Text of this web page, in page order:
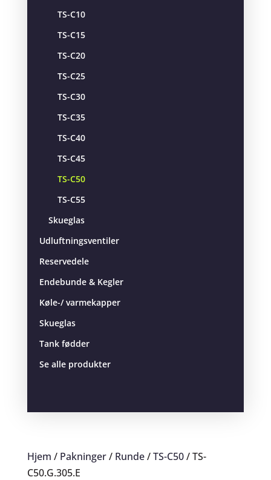
TS-C10
TS-C15
TS-C20
TS-C25
TS-C30
TS-C35
TS-C40
TS-C45
TS-C50
TS-C55
Skueglas
Udluftningsventiler
Reservedele
Endebunde & Kegler
Køle-/ varmekapper
Skueglas
Tank fødder
Se alle produkter
Hjem / Pakninger/ Runde/TS-C50/ TS-
C50.G.305.E